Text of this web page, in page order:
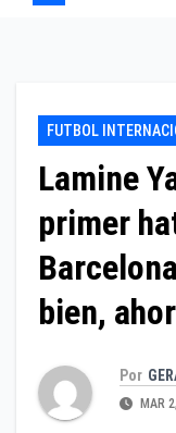
FUTBOL
Lamine
primer
bien,
Por
MAR